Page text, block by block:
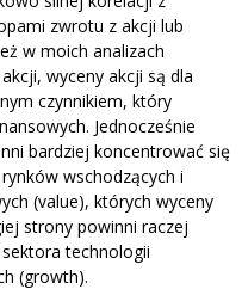
zwrotu z akcji lub
w moich analizach
wyceny akcji są dla
czynnikiem, który
Jednocześnie
bardziej koncentrować się
wschodzących i
(value), których wyceny
strony powinni raczej
technologii
(growth).